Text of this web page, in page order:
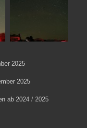
2025
2025
ab 2024/ 2025